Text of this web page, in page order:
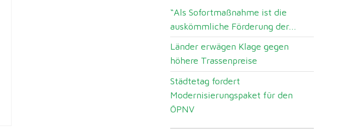
“Als Sofortmaßnahme ist die
auskömmliche Förderung der...
Länder erwägen Klage gegen
höhere Trassenpreise
Städtetag fordert
Modernisierungspaket für den
ÖPNV